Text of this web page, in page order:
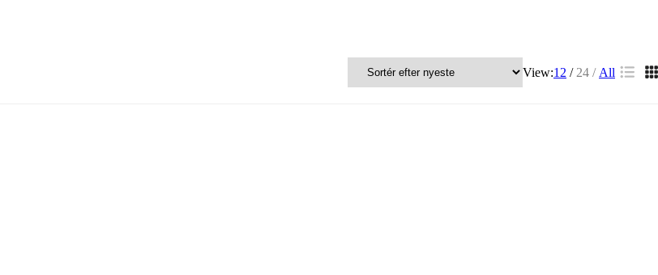
View:12 24 All